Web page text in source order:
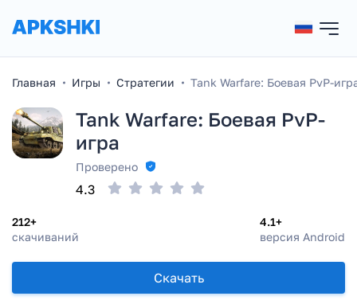
Главная Игры Стратегии Tank Warfare: Боевая PvP-
Tank Warfare: Боевая PvP-
игра
Проверено
212+
скачиваний
4.1+
версия Android
4.3
Скачать